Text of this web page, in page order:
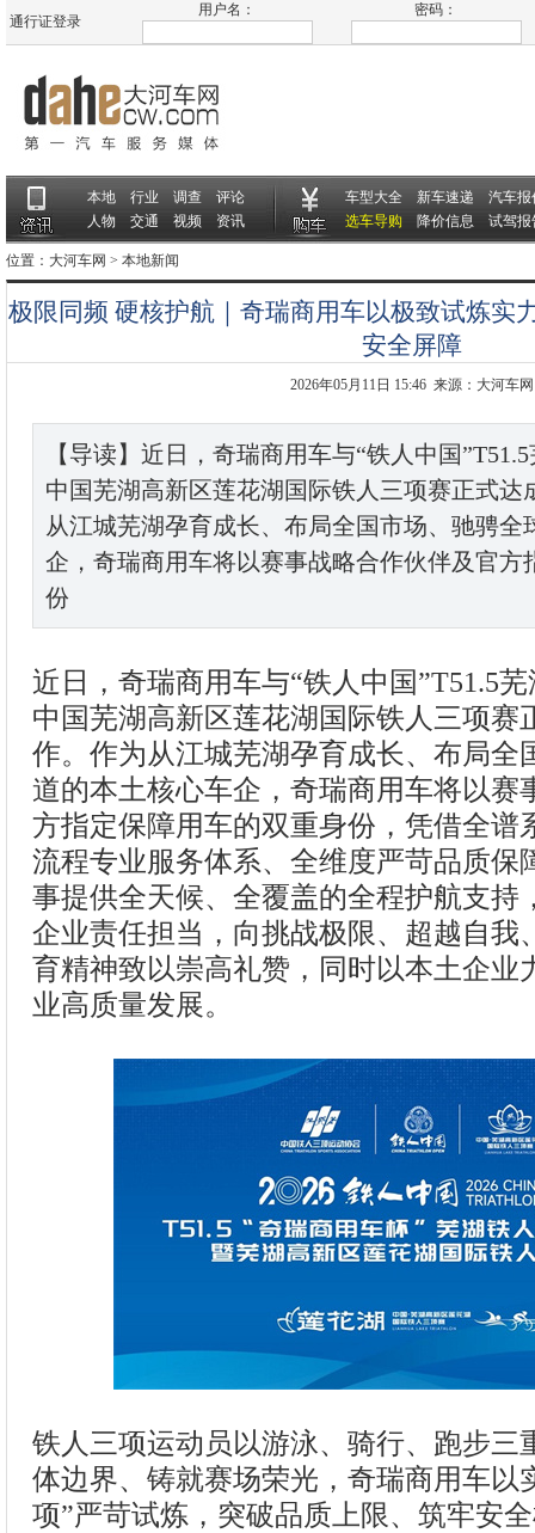
通行证登录
用户名： 密码：
本地 行业 调查
评论
人物
交通 视频 资讯
车型大全 新车速递
汽车报
选车导购
降价信息 试驾报
位置： 大河车网 > 本地新闻
极限同频 硬核护航｜奇瑞商用车以极致试炼实
安全屏障
2026年05月11日 15:46 来源：大河车网
【导读】近日，奇瑞商用车与“铁人中国
中国芜湖高新区莲花湖国际铁人三项赛正式达
从江城芜湖孕育成长、布局全国市场、驰骋全
企，奇瑞商用车将以赛事战略合作伙伴及官方
份
近日，奇瑞商用车与“铁人中国”T51.5
中国芜湖高新区莲花湖国际铁人三项赛
作。作为从江城芜湖孕育成长、布局全
道的本土核心车企，奇瑞商用车将以赛
方指定保障用车的双重身份，凭借全谱
流程专业服务体系、全维度严苛品质保
事提供全天候、全覆盖的全程护航支持
企业责任担当，向挑战极限、超越自我
育精神致以崇高礼赞，同时以本土企业
业高质量发展。
铁人三项运动员以游泳、骑行、跑步三
体边界、铸就赛场荣光，奇瑞商用车以
项”严苛试炼，突破品质上限、筑牢安